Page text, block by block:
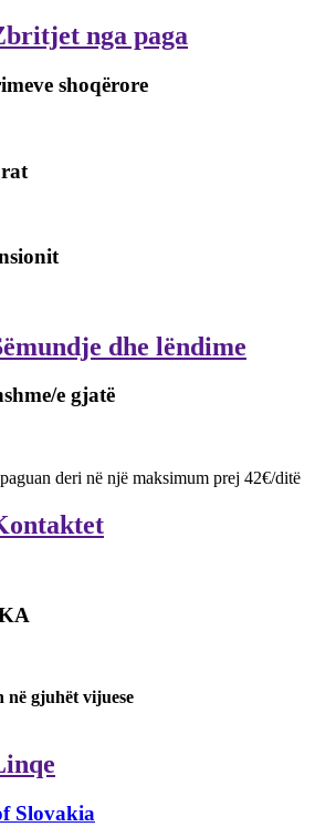
nga paga
shoqërore
dhe lëndime
e gjatë
deri në një maksimum prej 42€/ditë
gjuhët vijuese
Slovakia